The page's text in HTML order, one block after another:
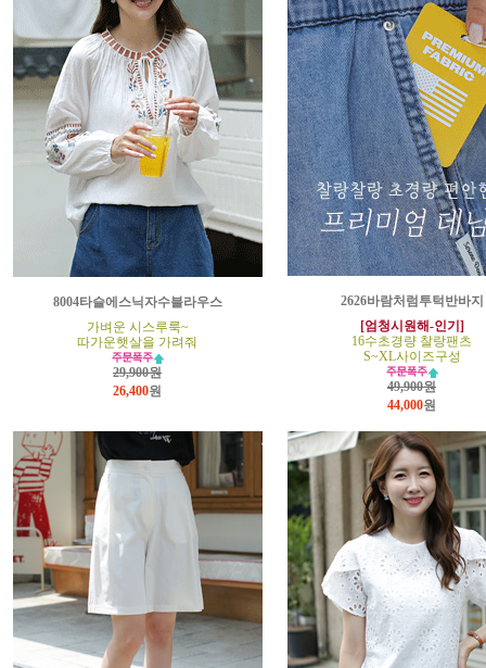
8004타슬에스닉자수블라우스
가벼운 시스루룩~
따가운햇살을 가려줘
29,900원
26,400원
2626바람처럼투턱반바지
[엄청시원해-인기]
16수초경량 찰랑팬츠
S~XL사이즈구성
49,900원
44,000원